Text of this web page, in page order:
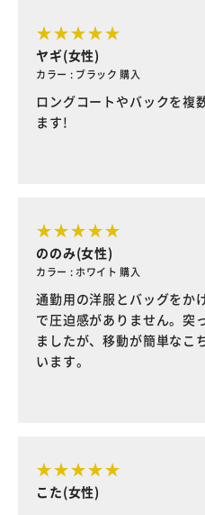
ヤギ(女性)
カラー : ブラック 購入
ロングコートやバックを複
ます!
ののみ(女性)
カラー : ホワイト 購入
通勤用の洋服とバッグをか
で圧迫感がありません。突
ましたが、移動が簡単なこ
います。
こた(女性)